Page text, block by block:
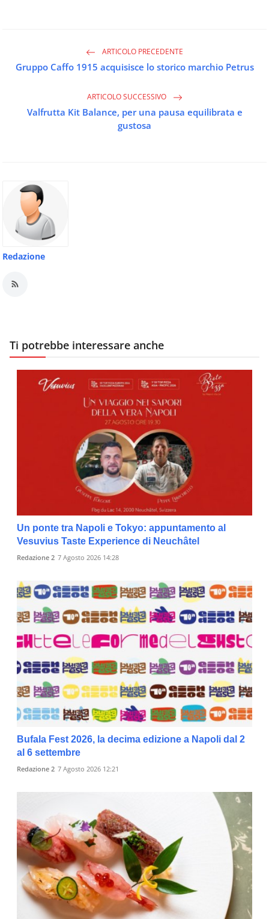
ARTICOLO PRECEDENTE
Gruppo Caffo 1915 acquisisce lo storico marchio Petrus
ARTICOLO SUCCESSIVO
Valfrutta Kit Balance, per una pausa equilibrata e
gustosa
Redazione
Ti potrebbe interessare anche
Un ponte tra Napoli e Tokyo: appuntamento al
Vesuvius Taste Experience di Neuchâtel
Redazione 2 7 Agosto 2026 14:28
Bufala Fest 2026, la decima edizione a Napoli dal 2
al 6 settembre
Redazione 2 7 Agosto 2026 12:21